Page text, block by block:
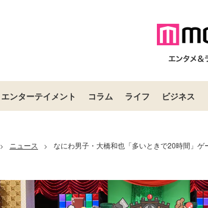
エンターテイメント コラム ライフ ビジネス
> ニュース >
なにわ男子・大橋和也「多いときで20時間」